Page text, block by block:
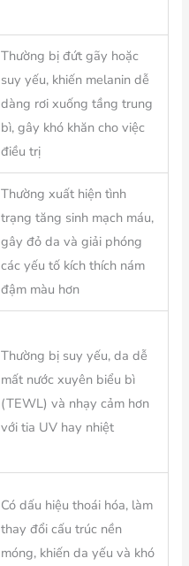
Thường bị đứt gãy hoặc
suy yếu, khiến melanin dễ
dàng rơi xuống tầng trung
bì, gây khó khăn cho việc
điều trị
Thường xuất hiện tình
trạng tăng sinh mạch máu,
gây đỏ da và giải phóng
các yếu tố kích thích nám
đậm màu hơn
Thường bị suy yếu, da dễ
mất nước xuyên biểu bì
(TEWL) và nhạy cảm hơn
với tia UV hay nhiệt
Có dấu hiệu thoái hóa, làm
thay đổi cấu trúc nền
móng, khiến da yếu và khó